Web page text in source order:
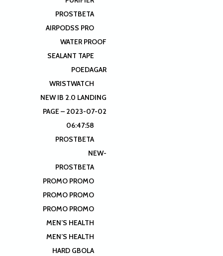
PROSTBETA
AIRPODSS PRO
WATER PROOF
SEALANT TAPE
POEDAGAR
WRISTWATCH
NEW IB 2.0 LANDING
PAGE – 2023-07-02
06:47:58
PROSTBETA
NEW-
PROSTBETA
PROMO PROMO
PROMO PROMO
PROMO PROMO
MEN’S HEALTH
MEN’S HEALTH
HARD GBOLA